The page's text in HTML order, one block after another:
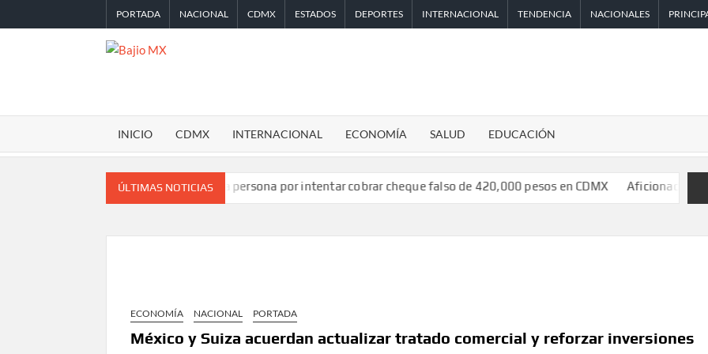
al
PORTADA NACIONAL CDMX ESTADOS DEPORTES INTERNACIONAL TENDENCIA NACIONALES
MX
INICIO CDMX INTERNACIONAL ECONOMÍA SALUD EDUCACIÓN
ÚLTIMAS NOTICIAS
Detienen a persona por intentar cobrar cheque falso de 420,000 pesos en CDMX Aficionado encara a Mikel
ECONOMÍA NACIONAL PORTADA
México y Suiza acuerdan actualizar tratado comercial y reforzar inversiones